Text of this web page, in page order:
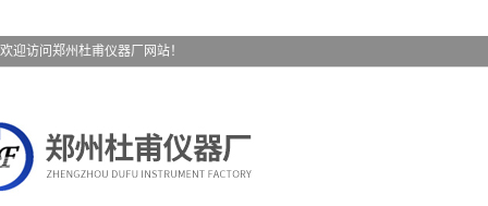
欢迎访问郑州杜甫仪器厂网站！